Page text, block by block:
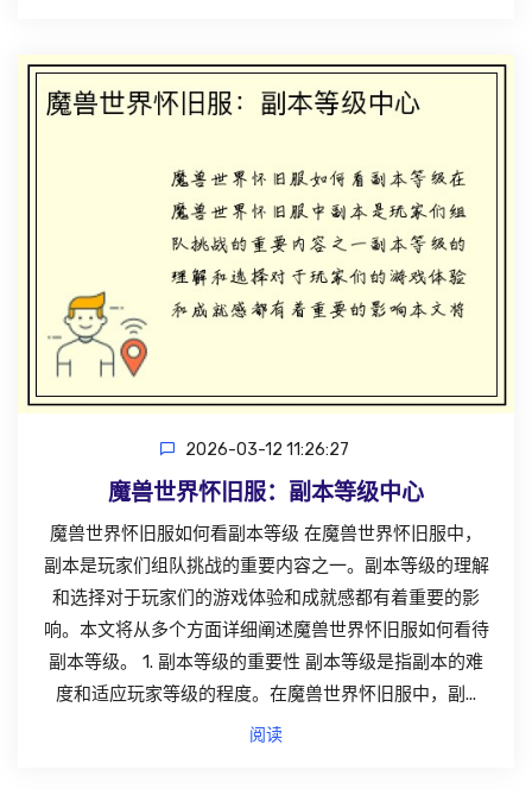
2026-03-12 11:26:27
魔兽世界怀旧服：副本等级中心
魔兽世界怀旧服如何看副本等级 在魔兽世界怀旧服中，
副本是玩家们组队挑战的重要内容之一。副本等级的理解
和选择对于玩家们的游戏体验和成就感都有着重要的影
响。本文将从多个方面详细阐述魔兽世界怀旧服如何看待
副本等级。 1. 副本等级的重要性 副本等级是指副本的难
度和适应玩家等级的程度。在魔兽世界怀旧服中，副...
阅读